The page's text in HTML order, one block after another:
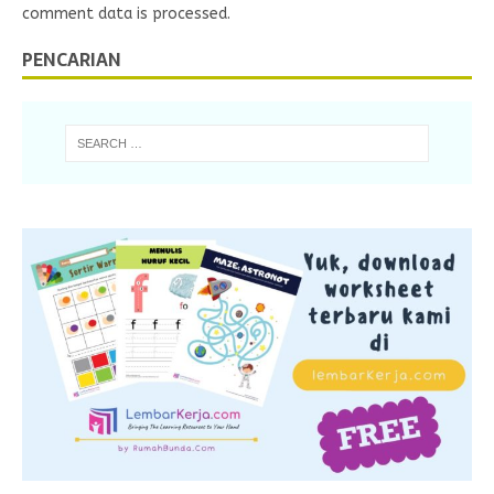
comment data is processed.
PENCARIAN